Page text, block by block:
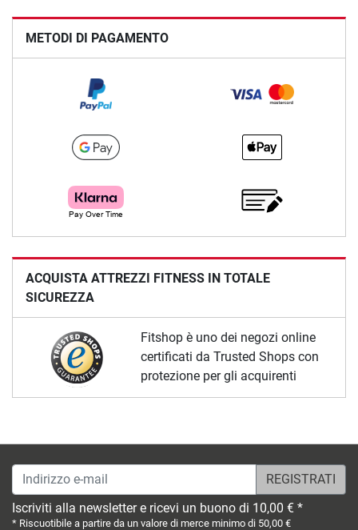
METODI DI PAGAMENTO
ACQUISTA ATTREZZI FITNESS IN TOTALE
SICUREZZA
Fitshop è uno dei negozi online
certificati da Trusted Shops con
protezione per gli acquirenti
Indirizzo e-mail
Iscriviti alla newsletter e ricevi un buono di 10,00 € *
* Riscuotibile a partire da un valore di merce minimo di 50,00 €